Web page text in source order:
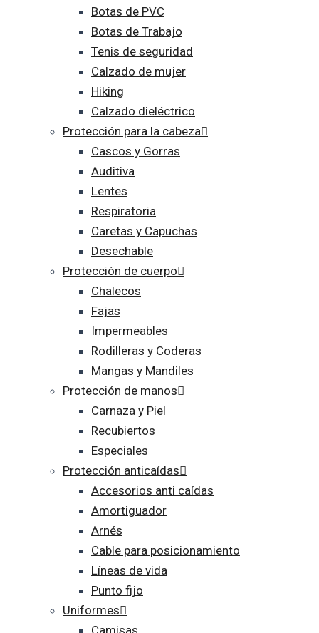
Botas de PVC
Botas de Trabajo
Tenis de seguridad
Calzado de mujer
Hiking
Calzado dieléctrico
Protección para la cabeza
Cascos y Gorras
Auditiva
Lentes
Respiratoria
Caretas y Capuchas
Desechable
Protección de cuerpo
Chalecos
Fajas
Impermeables
Rodilleras y Coderas
Mangas y Mandiles
Protección de manos
Carnaza y Piel
Recubiertos
Especiales
Protección anticaídas
Accesorios anti caídas
Amortiguador
Arnés
Cable para posicionamiento
Líneas de vida
Punto fijo
Uniformes
Camisas